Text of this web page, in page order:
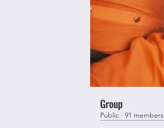
Group
Public · 91 members